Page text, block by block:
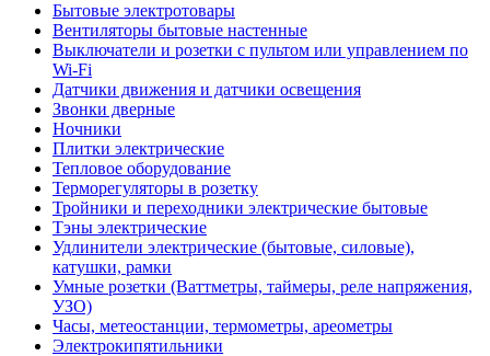
Бытовые электротовары
Вентиляторы бытовые настенные
Выключатели и розетки с пультом или управлением по
Wi-Fi
Датчики движения и датчики освещения
Звонки дверные
Ночники
Плитки электрические
Тепловое оборудование
Терморегуляторы в розетку
Тройники и переходники электрические бытовые
Тэны электрические
Удлинители электрические (бытовые, силовые),
катушки, рамки
Умные розетки (Ваттметры, таймеры, реле напряжения,
УЗО)
Часы, метеостанции, термометры, ареометры
Электрокипятильники